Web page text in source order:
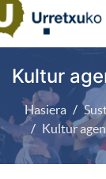
Kultur
Hasiera
Kultur